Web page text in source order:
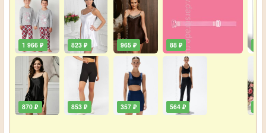
1 966 ₽
870 ₽
823 ₽
853 ₽
965 ₽
357 ₽
88 ₽
564 ₽